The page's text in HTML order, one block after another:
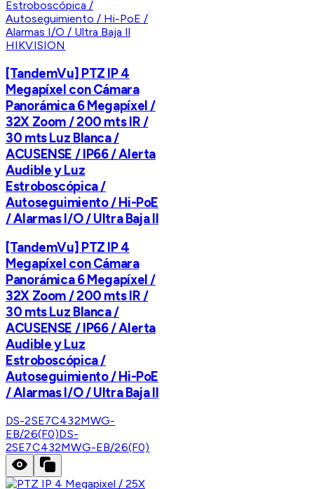
HIKVISION
[TandemVu] PTZ IP 4
Megapíxel con Cámara
Panorámica 6 Megapíxel /
32X Zoom / 200 mts IR /
30 mts Luz Blanca /
ACUSENSE / IP66 / Alerta
Audible y Luz
Estroboscópica /
Autoseguimiento / Hi-PoE
/ Alarmas I/O / Ultra Baja Il
[TandemVu] PTZ IP 4
Megapíxel con Cámara
Panorámica 6 Megapíxel /
32X Zoom / 200 mts IR /
30 mts Luz Blanca /
ACUSENSE / IP66 / Alerta
Audible y Luz
Estroboscópica /
Autoseguimiento / Hi-PoE
/ Alarmas I/O / Ultra Baja Il
DS-2SE7C432MWG-
EB/26(F0)DS-
2SE7C432MWG-EB/26(F0)